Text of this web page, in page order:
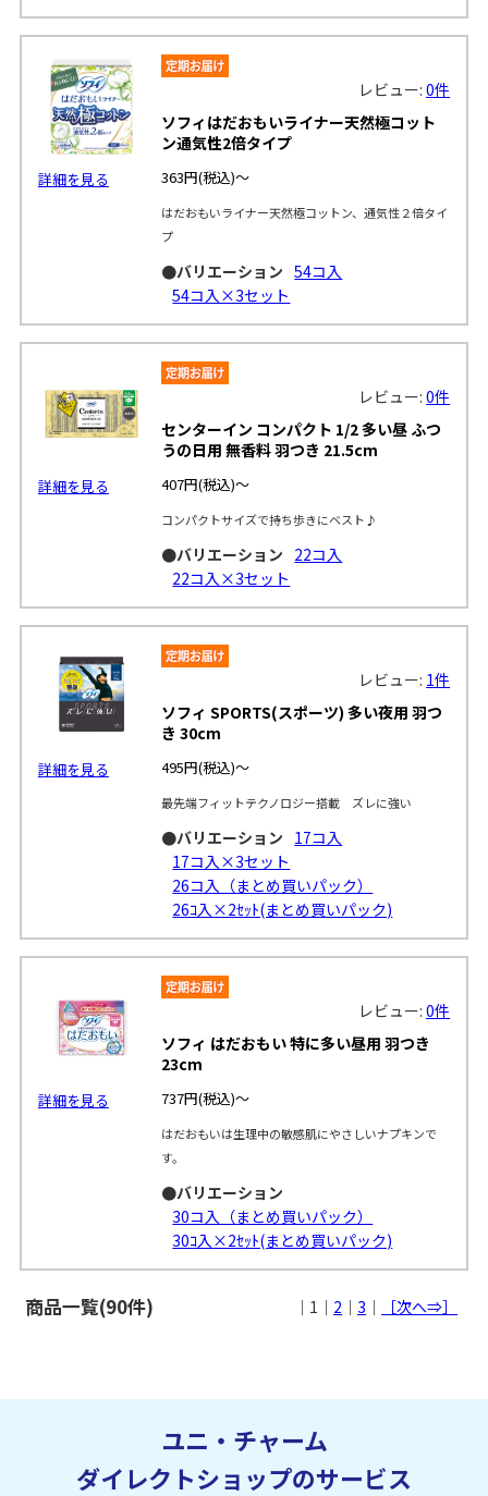
詳細を見る
レビュー:0件
ソフィはだおもいライナー天然極コット
ン通気性2倍タイプ
363円(税込)～
はだおもいライナー天然極コットン、通気性２倍タイ
プ
●バリエーション 54コ入
54コ入×3セット
詳細を見る
レビュー:0件
センターイン コンパクト 1/2 多い昼 ふつ
うの日用 無香料 羽つき 21.5cm
407円(税込)～
コンパクトサイズで持ち歩きにベスト♪
●バリエーション 22コ入
22コ入×3セット
詳細を見る
レビュー: 1件
ソフィ SPORTS(スポーツ) 多い夜用 羽つ
き 30cm
495円(税込)～
最先端フィットテクノロジー搭載 ズレに強い
●バリエーション 17コ入
17コ入×3セット
26コ入（まとめ買いパック）
26ｺ入×2ｾｯﾄ(まとめ買いパック)
詳細を見る
レビュー:0件
ソフィ はだおもい 特に多い昼用 羽つき
23cm
737円(税込)～
はだおもいは生理中の敏感肌にやさしいナプキンで
す。
●バリエーション
30コ入（まとめ買いパック）
30ｺ入×2ｾｯﾄ(まとめ買いパック)
商品一覧(90件) ｜1｜ 2 ｜3 ｜ ［次へ⇒］
ユニ・チャーム
ダイレクトショップのサービス